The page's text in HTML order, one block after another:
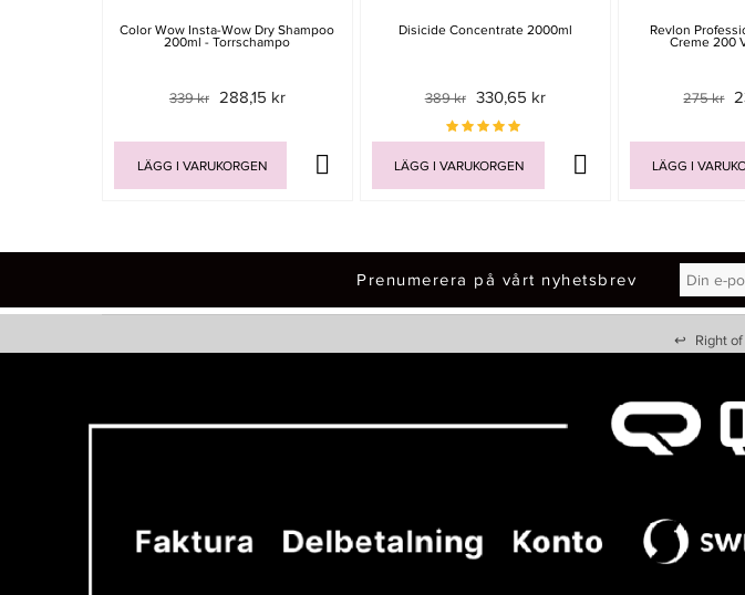
Color Wow Insta-Wow Dry Shampoo
200ml - Torrschampo
339 kr 288,15 kr
LÄGG I VARUKORGEN
Disicide Concentrate 2000ml
389 kr 330,65 kr
LÄGG I VARUKORGEN
Revlon
Creme 200
275 kr
LÄGG I
Prenumerera på vårt nyhetsbrev
↩ Right